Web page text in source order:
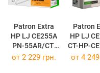
Patron Extra
HP LJ CE255A
PN-55AR/CT-
HP-CE255A-
Patron Extra
HP LJ
CT-HP-
от 2 229 грн. от 4